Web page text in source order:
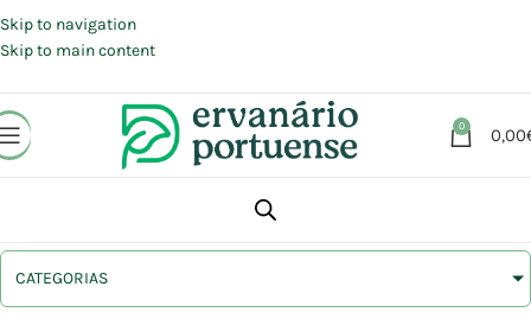
Skip to navigation
Skip to main content
0 0,00
CATEGORIAS